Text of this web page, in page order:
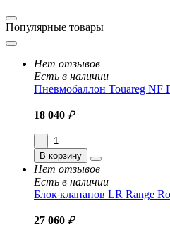
Популярные товары
Нет отзывов
Есть в наличии
Пневмобаллон Touareg NF
18 040 ₽
В корзину
Нет отзывов
Есть в наличии
Блок клапанов LR Range
27 060 ₽